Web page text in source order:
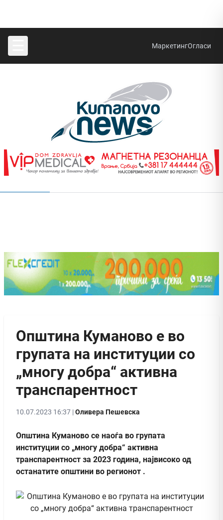
МаркетингОгласи
Општина Куманово е во
групата на институции со
„многу добра“ активна
транспарентност
10.07.2023 16:37 |Оливера Пешевска
Општина Куманово се наоѓа во групата
институции со „многу добра“ активна
транспарентност за 2023 година, највисоко од
останатите општини во регионот .